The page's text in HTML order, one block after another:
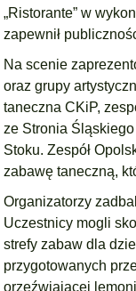
„Ristorante” w
zapewnił
Na scenie
oraz grupy
taneczna CKiP,
ze Stronia
Stoku. Zespół
zabawę taneczną,
Organizatorzy
Uczestnicy mogli
strefy zabaw dla
przygotowanych
orzeźwiającej